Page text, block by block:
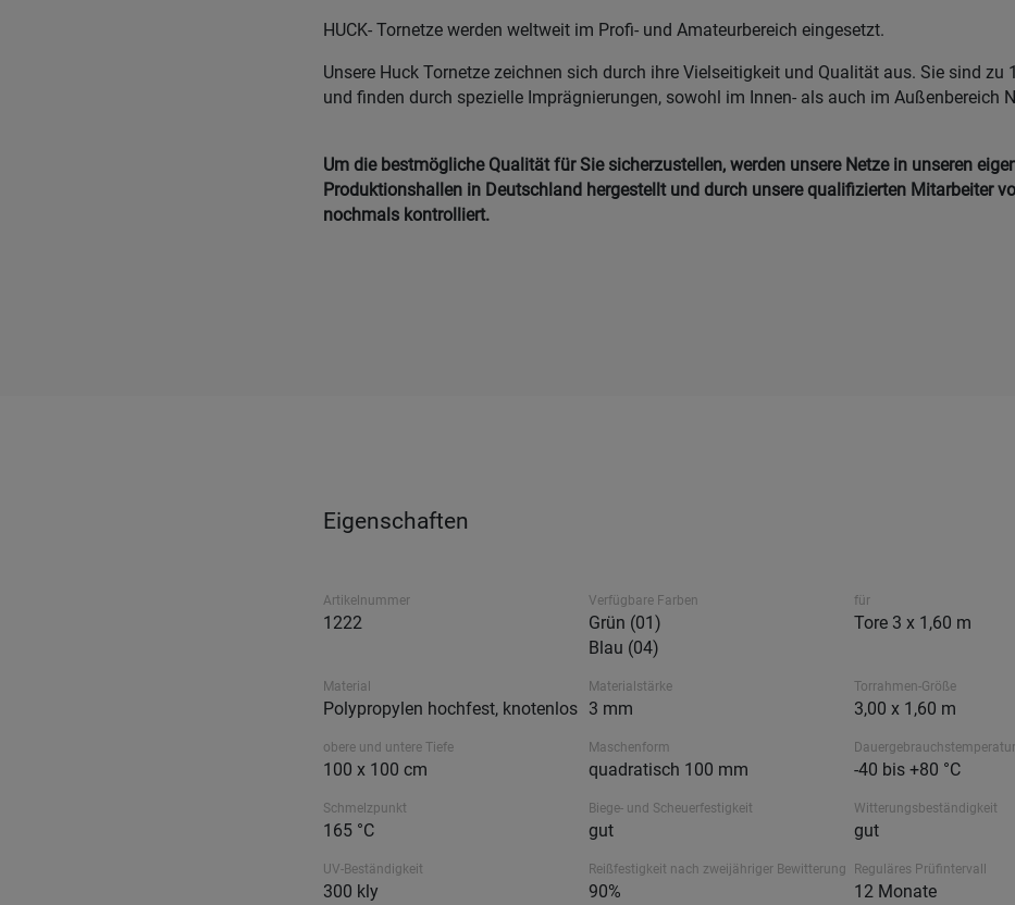
HUCK- Tornetze werden weltweit im Profi- und Amateurbereich eingesetzt.
Unsere Huck Tornetze zeichnen sich durch ihre Vielseitigkeit und Qualität aus. Sie sind zu
und finden durch spezielle Imprägnierungen, sowohl im Innen- als auch im Außenbereich
Um die bestmögliche Qualität für Sie sicherzustellen, werden unsere Netze in unseren
Produktionshallen in Deutschland hergestellt und durch unsere qualifizierten Mitarbeiter
nochmals kontrolliert.
Eigenschaften
Artikelnummer
1222
Verfügbare Farben
Grün (01)
Blau (04)
für
Tore 3 x 1,60 m
Material
Polypropylen hochfest, knotenlos
Materialstärke
3 mm
Torrahmen-Größe
3,00 x 1,60 m
obere und untere Tiefe
100 x 100 cm
Maschenform
quadratisch 100 mm
Dauergebrauchstemperatur
-40 bis +80 °C
Schmelzpunkt
165 °C
Biege- und Scheuerfestigkeit
gut
Witterungsbeständigkeit
gut
UV-Beständigkeit
300 kly
Reißfestigkeit nach zweijähriger Bewitterung
90%
Reguläres Prüfintervall
12 Monate